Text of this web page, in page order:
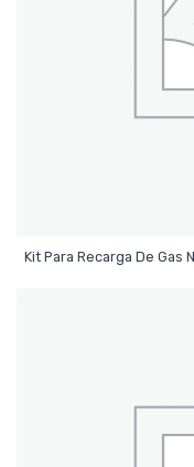
Kit Para Recarga De Gas